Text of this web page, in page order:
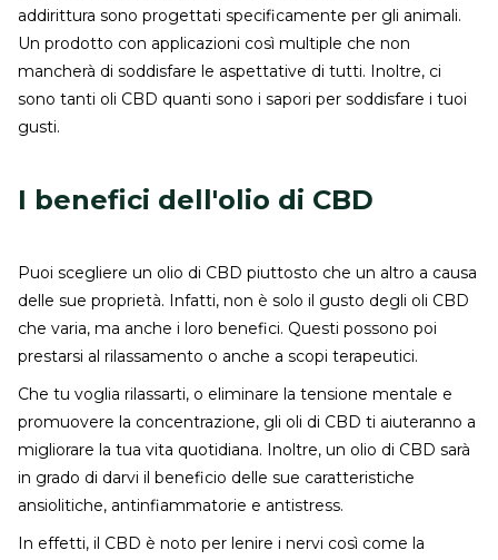
addirittura sono progettati specificamente per gli animali.
Un prodotto con applicazioni così multiple che non
mancherà di soddisfare le aspettative di tutti. Inoltre, ci
sono tanti oli CBD quanti sono i sapori per soddisfare i tuoi
gusti.
I benefici dell'olio di CBD
Puoi scegliere un olio di CBD piuttosto che un altro a causa
delle sue proprietà. Infatti, non è solo il gusto degli oli CBD
che varia, ma anche i loro benefici. Questi possono poi
prestarsi al rilassamento o anche a scopi terapeutici.
Che tu voglia rilassarti, o eliminare la tensione mentale e
promuovere la concentrazione, gli oli di CBD ti aiuteranno a
migliorare la tua vita quotidiana. Inoltre, un olio di CBD sarà
in grado di darvi il beneficio delle sue caratteristiche
ansiolitiche, antinfiammatorie e antistress.
In effetti, il CBD è noto per lenire i nervi così come la